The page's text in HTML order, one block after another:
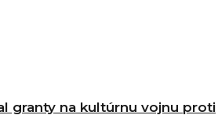
granty na kultúrnu vojnu proti